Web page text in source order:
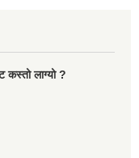
कस्तो लाग्यो ?